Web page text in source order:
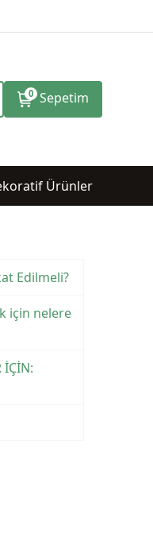
0 Sepetim
Ürünler
Edilmeli?
için nelere
İÇİN: